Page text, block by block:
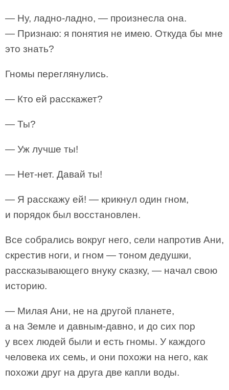
— Ну, ладно-ладно, — произнесла она.
— Признаю: я понятия не имею. Откуда бы мне
это знать?
Гномы переглянулись.
— Кто ей расскажет?
— Ты?
— Уж лучше ты!
— Нет-нет. Давай ты!
— Я расскажу ей! — крикнул один гном,
и порядок был восстановлен.
Все собрались вокруг него, сели напротив Ани,
скрестив ноги, и гном — тоном дедушки,
рассказывающего внуку сказку, — начал свою
историю.
— Милая Ани, не на другой планете,
а на Земле и давным-давно, и до сих пор
у всех людей были и есть гномы. У каждого
человека их семь, и они похожи на него, как
похожи друг на друга две капли воды.